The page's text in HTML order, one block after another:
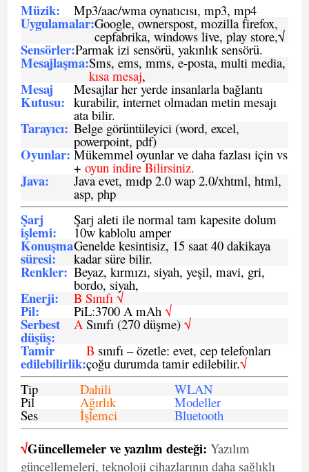
Müzik: Mp3/aac/wma oynatıcısı, mp3, mp4
Uygulamalar:Google, ownerspost, mozilla firefox,
cepfabrika, windows live, play store,√
Sensörler:Parmak izi sensörü, yakınlık sensörü.
Mesajlaşma:Sms, ems, mms, e-posta, multi media,
kısa mesaj,
Mesaj
Kutusu:
Mesajlar her yerde insanlarla bağlantı
kurabilir, internet olmadan metin mesajı
ata bilir.
Tarayıcı: Belge görüntüleyici (word, excel,
powerpoint, pdf)
Oyunlar: Mükemmel oyunlar ve daha fazlası için vs
+ oyun indire Bilirsiniz.
Java: Java evet, mıdp 2.0 wap 2.0/xhtml, html,
asp, php
Şarj
işlemi:
Şarj aleti ile normal tam kapesite dolum
10w kablolu amper
Konuşma
süresi:
Genelde kesintisiz, 15 saat 40 dakikaya
kadar süre bilir.
Renkler: Beyaz, kırmızı, siyah, yeşil, mavi, gri,
bordo, siyah,
Enerji: B Sınıfı √
Pil: PiL:3700 A mAh √
Serbest
düşüş:
ASınıfı (270 düşme) √
Tamir
edilebilirlik:
B sınıfı – özetle: evet, cep telefonları
çoğu durumda tamir edilebilir.√
Tip
Dahili WLAN
Pil Ağırlık Modeller
Ses İşlemci Bluetooth
√Güncellemeler ve yazılım desteği: Yazılım
güncellemeleri, teknoloji cihazlarının daha sağlıklı